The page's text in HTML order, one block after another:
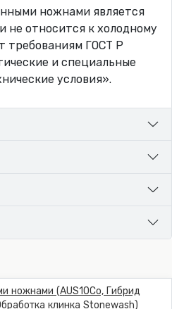
ножнами является
не относится к холодному
требованиям ГОСТ Р
и специальные
условия».